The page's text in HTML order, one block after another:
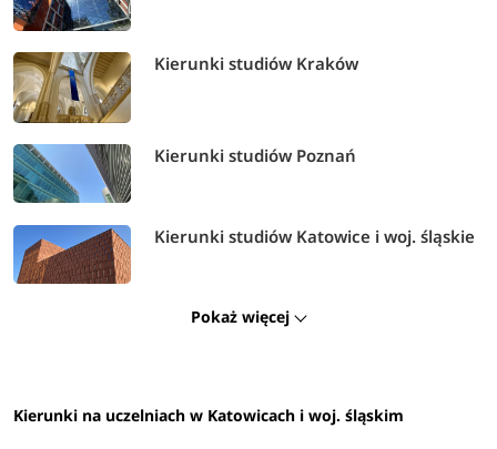
Kierunki studiów Kraków
Kierunki studiów Poznań
Kierunki studiów Katowice i woj. śląskie
Pokaż więcej
Kierunki na uczelniach w Katowicach i woj. śląskim